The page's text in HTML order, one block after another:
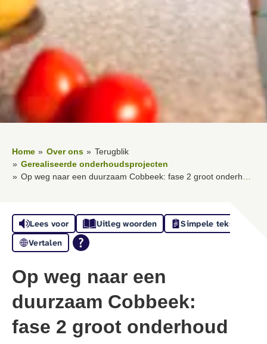
Home Over ons
Terugblik
Gerealiseerde onderhoudsprojecten
Op weg naar een duurzaam Cobbeek: fase 2 groot onderhoud afgerond
Lees voor Uitleg woorden
Simpele tekst
Vertalen
Op weg naar een
duurzaam Cobbeek:
fase 2 groot onderhoud